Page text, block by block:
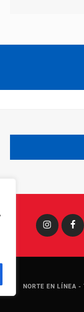
Instagram
NORTE EN LÍNEA -